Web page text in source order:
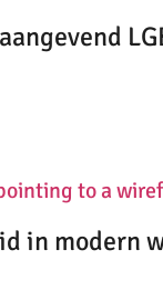
in modern